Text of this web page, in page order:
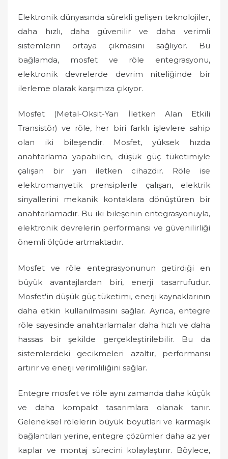
Elektronik dünyasında sürekli gelişen teknolojiler,
daha hızlı, daha güvenilir ve daha verimli
sistemlerin ortaya çıkmasını sağlıyor. Bu
bağlamda, mosfet ve röle entegrasyonu,
elektronik devrelerde devrim niteliğinde bir
ilerleme olarak karşımıza çıkıyor.
Mosfet (Metal-Oksit-Yarı İletken Alan Etkili
Transistör) ve röle, her biri farklı işlevlere sahip
olan iki bileşendir. Mosfet, yüksek hızda
anahtarlama yapabilen, düşük güç tüketimiyle
çalışan bir yarı iletken cihazdır. Röle ise
elektromanyetik prensiplerle çalışan, elektrik
sinyallerini mekanik kontaklara dönüştüren bir
anahtarlamadır. Bu iki bileşenin entegrasyonuyla,
elektronik devrelerin performansı ve güvenilirliği
önemli ölçüde artmaktadır.
Mosfet ve röle entegrasyonunun getirdiği en
büyük avantajlardan biri, enerji tasarrufudur.
Mosfet'in düşük güç tüketimi, enerji kaynaklarının
daha etkin kullanılmasını sağlar. Ayrıca, entegre
röle sayesinde anahtarlamalar daha hızlı ve daha
hassas bir şekilde gerçekleştirilebilir. Bu da
sistemlerdeki gecikmeleri azaltır, performansı
artırır ve enerji verimliliğini sağlar.
Entegre mosfet ve röle aynı zamanda daha küçük
ve daha kompakt tasarımlara olanak tanır.
Geleneksel rölelerin büyük boyutları ve karmaşık
bağlantıları yerine, entegre çözümler daha az yer
kaplar ve montaj sürecini kolaylaştırır. Böylece,